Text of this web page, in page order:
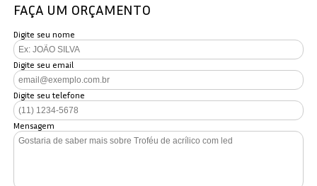
FAÇA UM ORÇAMENTO
Digite seu nome
Digite seu email
Digite seu telefone
Mensagem